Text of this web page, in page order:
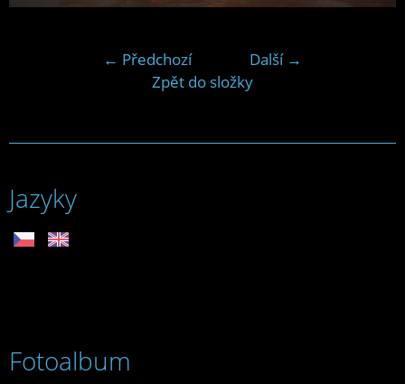
← Předchozí
Další →
Zpět do složky
Jazyky
Fotoalbum